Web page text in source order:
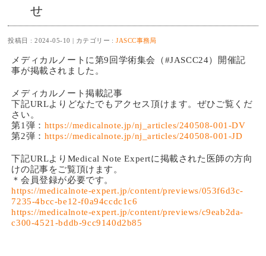
せ
投稿日 : 2024-05-10 カテゴリー :JASCC事務局
メディカルノートに第9回学術集会（#JASCC24）開催記
事が掲載されました。
メディカルノート掲載記事
下記URLよりどなたでもアクセス頂けます。ぜひご覧くだ
さい。
第1弾： https://medicalnote.jp/nj_articles/240508-001-DV
第2弾： https://medicalnote.jp/nj_articles/240508-001-JD
下記URLよりMedical Note Expertに掲載された医師の方向
けの記事をご覧頂けます。
＊会員登録が必要です。
https://medicalnote-expert.jp/content/previews/053f6d3c-
7235-4bcc-be12-f0a94ccdc1c6
https://medicalnote-expert.jp/content/previews/c9eab2da-
c300-4521-bddb-9cc9140d2b85